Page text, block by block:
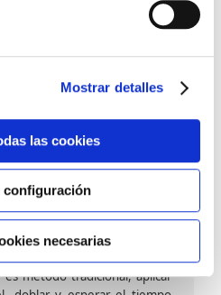
Mostrar detalles
las cookies
configuración
necesarias
en base agua. En zonas de
con placas, silestone,
dañaría el papel. Su
la pared y tira en seco, sin
sencilla.
papel sobre un soporte de
es método tradicional, aplicar